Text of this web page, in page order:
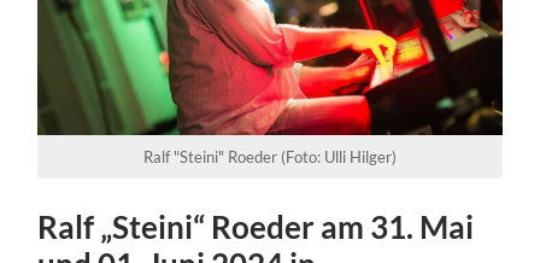
Ralf "Steini" Roeder (Foto: Ulli Hilger)
Ralf „Steini“ Roeder am 31. Mai